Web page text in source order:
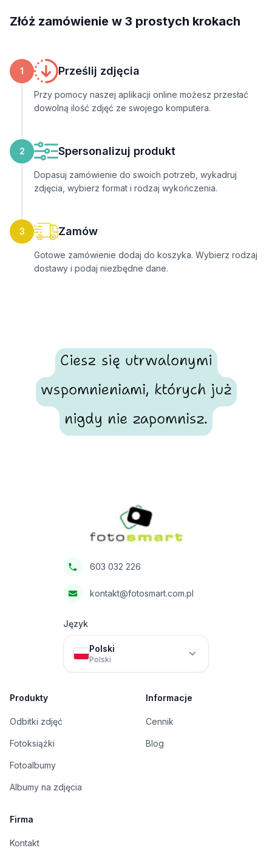
Złóż zamówienie w 3 prostych krokach
1 Prześlij zdjęcia
Przy pomocy naszej aplikacji online możesz przesłać
dowolną ilość zdjęć ze swojego komputera.
2 Spersonalizuj produkt
Dopasuj zamówienie do swoich potrzeb, wykadruj
zdjęcia, wybierz format i rodzaj wykończenia.
3 Zamów
Gotowe zamówienie dodaj do koszyka. Wybierz rodzaj
dostawy i podaj niezbędne dane.
Ciesz się utrwalonymi
wspomnieniami, których już
nigdy nie zapomnisz.
603 032 226
kontakt@fotosmart.com.pl
Język
Polski
Polski
Produkty
Odbitki zdjęć
Fotoksiążki
Fotoalbumy
Albumy na zdjęcia
Informacje
Cennik
Blog
Firma
Kontakt